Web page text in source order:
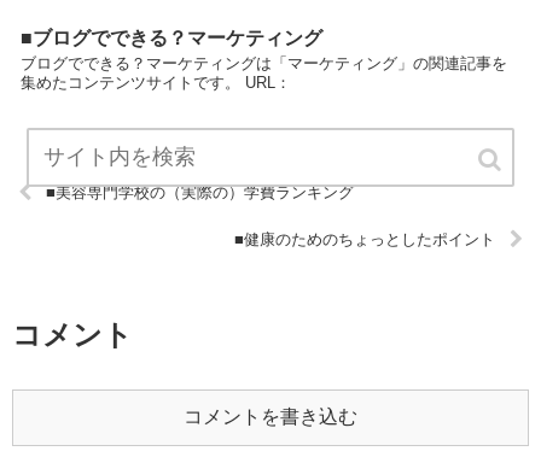
■ブログでできる？マーケティング
ブログでできる？マーケティングは「マーケティング」の関連記事を
集めたコンテンツサイトです。 URL：
■美容専門学校の（実際の）学費ランキング
■健康のためのちょっとしたポイント
コメント
コメントを書き込む